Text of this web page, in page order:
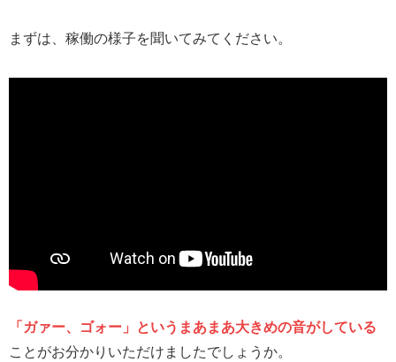
まずは、稼働の様子を聞いてみてください。
「ガァー、ゴォー」というまあまあ大きめの音がしている
ことがお分かりいただけましたでしょうか。